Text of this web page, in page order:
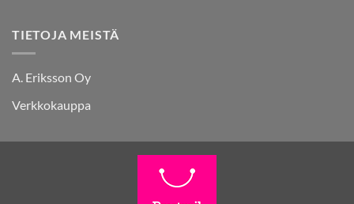
TIETOJA MEISTÄ
A. Eriksson Oy
Verkkokauppa